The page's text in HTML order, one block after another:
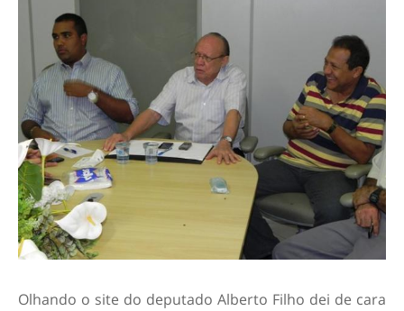
Olhando o site do deputado Alberto Filho dei de cara